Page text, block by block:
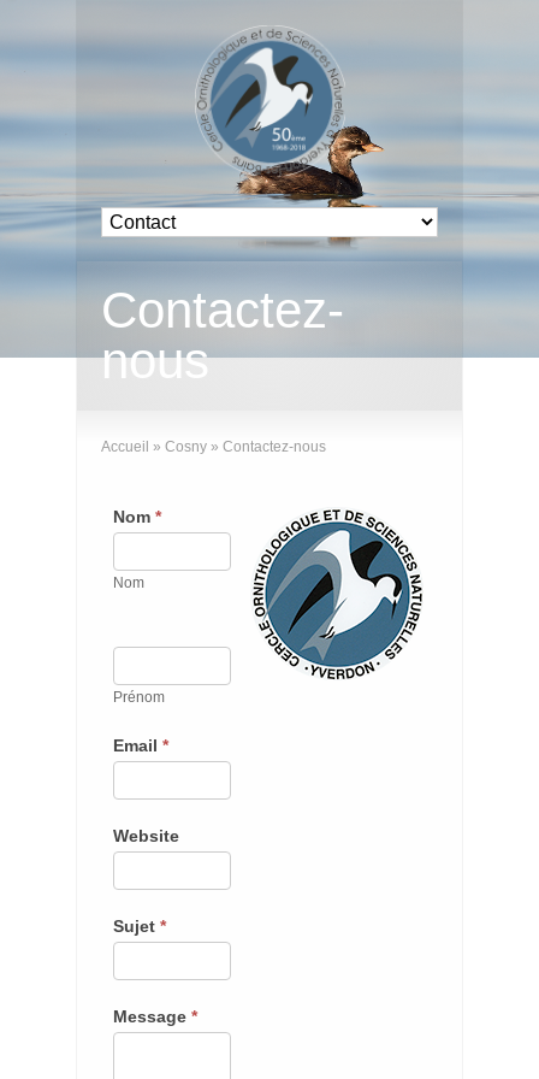
Contactez-
nous
Accueil » Cosny » Contactez-nous
Nom *
Nom
Prénom
Email *
Website
Sujet *
Message *